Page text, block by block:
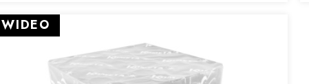
WIDEO